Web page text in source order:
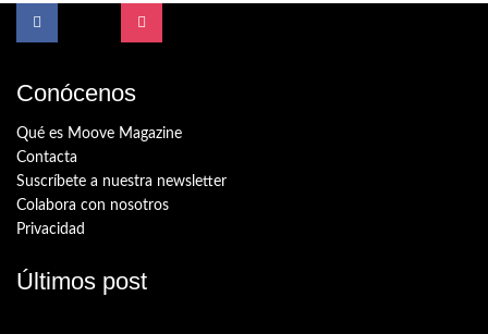
Conócenos
Qué es Moove Magazine
Contacta
Suscríbete a nuestra newsletter
Colabora con nosotros
Privacidad
Últimos post